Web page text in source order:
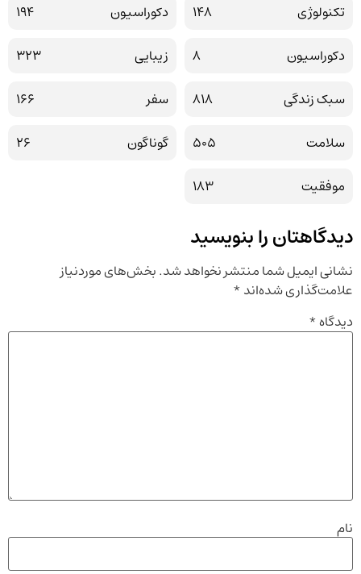
تکنولوژی
148 دکوراسیون
194
دکوراسیون
8 زیبایی
323
سبک زندگی
818 سفر
166
سلامت
505 گوناگون
26
موفقیت
183
دیدگاهتان را بنویسید
نشانی ایمیل شما منتشر نخواهد شد.بخش‌های موردنیاز
علامت‌گذاری شده‌اند*
دیدگاه*
نام